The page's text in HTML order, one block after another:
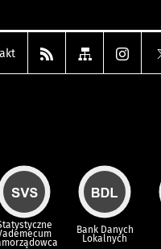
Bank Danych
Lokalnych